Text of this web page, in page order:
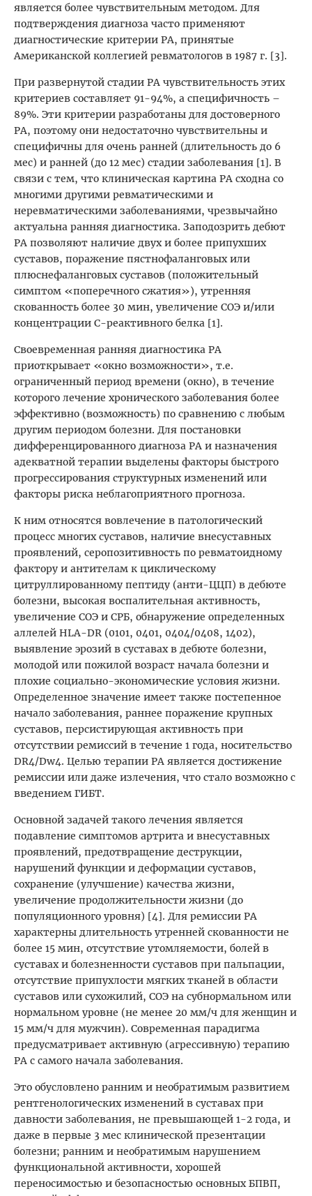
является более чувствительным методом. Для
подтверждения диагноза часто применяют
диагностические критерии РА, принятые
Американской коллегией ревматологов в 1987 г. [3].
При развернутой стадии РА чувствительность этих
критериев составляет 91-94%, а специфичность –
89%. Эти критерии разработаны для достоверного
РА, поэтому они недостаточно чувствительны и
специфичны для очень ранней (длительность до 6
мес) и ранней (до 12 мес) стадии заболевания [1]. В
связи с тем, что клиническая картина РА сходна со
многими другими ревматическими и
неревматическими заболеваниями, чрезвычайно
актуальна ранняя диагностика. Заподозрить дебют
РА позволяют наличие двух и более припухших
суставов, поражение пястнофаланговых или
плюснефаланговых суставов (положительный
симптом «поперечного сжатия»), утренняя
скованность более 30 мин, увеличение СОЭ и/или
концентрации С-реактивного белка [1].
Своевременная ранняя диагностика РА
приоткрывает «окно возможности», т.е.
ограниченный период времени (окно), в течение
которого лечение хронического заболевания более
эффективно (возможность) по сравнению с любым
другим периодом болезни. Для постановки
дифференцированного диагноза РА и назначения
адекватной терапии выделены факторы быстрого
прогрессирования структурных изменений или
факторы риска неблагоприятного прогноза.
К ним относятся вовлечение в патологический
процесс многих суставов, наличие внесуставных
проявлений, серопозитивность по ревматоидному
фактору и антителам к циклическому
цитруллированному пептиду (анти-ЦЦП) в дебюте
болезни, высокая воспалительная активность,
увеличение СОЭ и СРБ, обнаружение определенных
аллелей HLA-DR (0101, 0401, 0404/0408, 1402),
выявление эрозий в суставах в дебюте болезни,
молодой или пожилой возраст начала болезни и
плохие социально-экономические условия жизни.
Определенное значение имеет также постепенное
начало заболевания, раннее поражение крупных
суставов, персистирующая активность при
отсутствии ремиссий в течение 1 года, носительство
DR4/Dw4. Целью терапии РА является достижение
ремиссии или даже излечения, что стало возможно с
введением ГИБТ.
Основной задачей такого лечения является
подавление симптомов артрита и внесуставных
проявлений, предотвращение деструкции,
нарушений функции и деформации суставов,
сохранение (улучшение) качества жизни,
увеличение продолжительности жизни (до
популяционного уровня) [4]. Для ремиссии РА
характерны длительность утренней скованности не
более 15 мин, отсутствие утомляемости, болей в
суставах и болезненности суставов при пальпации,
отсутствие припухлости мягких тканей в области
суставов или сухожилий, СОЭ на субнормальном или
нормальном уровне (не менее 20 мм/ч для женщин и
15 мм/ч для мужчин). Современная парадигма
предусматривает активную (агрессивную) терапию
РА с самого начала заболевания.
Это обусловлено ранним и необратимым развитием
рентгенологических изменений в суставах при
давности заболевания, не превышающей 1-2 года, и
даже в первые 3 мес клинической презентации
болезни; ранним и необратимым нарушением
функциональной активности, хорошей
переносимостью и безопасностью основных БПВП,